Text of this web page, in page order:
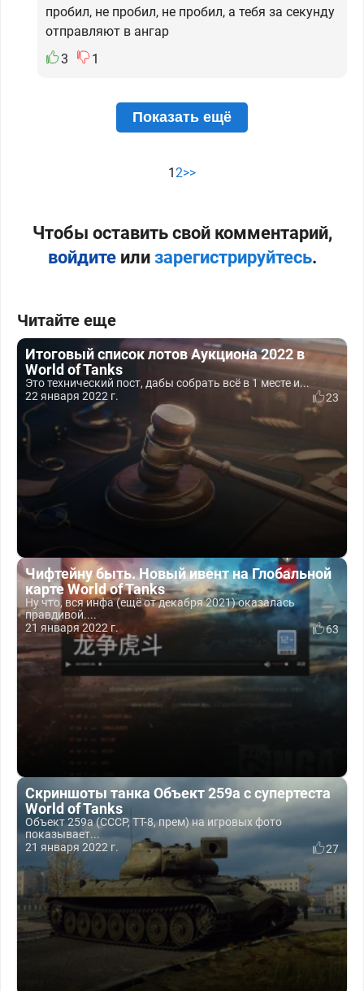
пробил, не пробил, не пробил, а тебя за секунду
отправляют в ангар
3
1
Показать ещё
12>>
Чтобы оставить свой комментарий,
войдитеили зарегистрируйтесь.
Читайте еще
Итоговый список лотов Аукциона 2022 в
World of Tanks
Это технический пост, дабы собрать всё в 1 месте и...
22 января 2022 г.
23
Чифтейну быть. Новый ивент на Глобальной
карте World of Tanks
Ну что, вся инфа (ещё от декабря 2021) оказалась
правдивой....
21 января 2022 г.
63
Скриншоты танка Объект 259а с супертеста
World of Tanks
Объект 259а (СССР, ТТ-8, прем) на игровых фото
показывает...
21 января 2022 г.
27